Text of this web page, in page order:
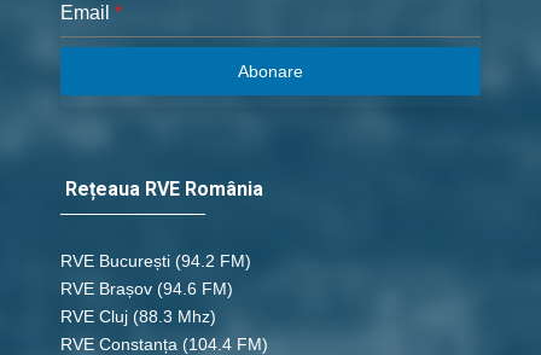
Email *
Abonare
Rețeaua RVE România
RVE București (94.2 FM)
RVE Brașov (94.6 FM)
RVE Cluj (88.3 Mhz)
RVE Constanța (104.4 FM)